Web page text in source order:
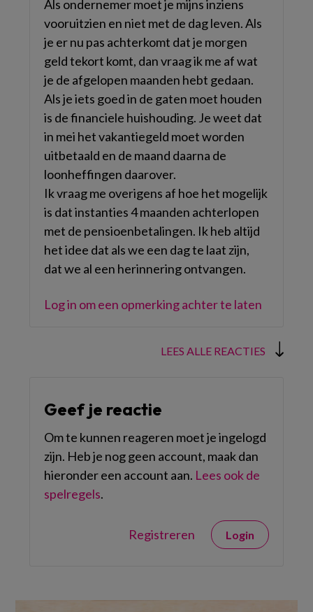
Als ondernemer moet je mijns inziens
vooruitzien en niet met de dag leven. Als
je er nu pas achterkomt dat je morgen
geld tekort komt, dan vraag ik me af wat
je de afgelopen maanden hebt gedaan.
Als je iets goed in de gaten moet houden
is de financiele huishouding. Je weet dat
in mei het vakantiegeld moet worden
uitbetaald en de maand daarna de
loonheffingen daarover.
Ik vraag me overigens af hoe het mogelijk
is dat instanties 4 maanden achterlopen
met de pensioenbetalingen. Ik heb altijd
het idee dat als we een dag te laat zijn,
dat we al een herinnering ontvangen.
Log in om een opmerking achter te laten
LEES ALLE REACTIES
Geef je reactie
Om te kunnen reageren moet je ingelogd
zijn. Heb je nog geen account, maak dan
hieronder een account aan. Lees ook de
spelregels.
Registreren Login